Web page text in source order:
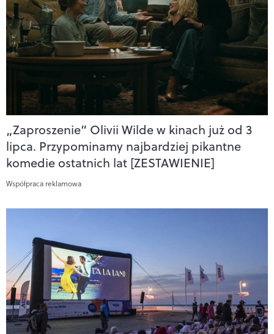
„Zaproszenie” Olivii Wilde w kinach już od 3
lipca. Przypominamy najbardziej pikantne
komedie ostatnich lat [ZESTAWIENIE]
Współpraca reklamowa